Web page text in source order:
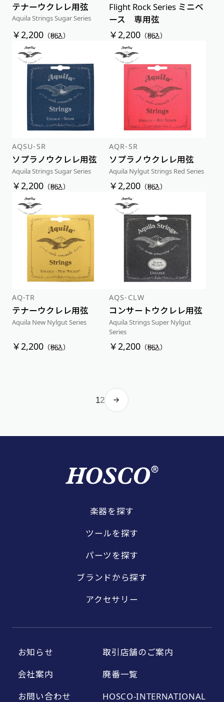
テナーウクレレ用弦
Aquila Strings Sugar Series
￥2,200（税込）
Flight Rock Series ミニベ
ース 専用弦
￥2,200 （税込）
AQSU-SR
ソプラノウクレレ用弦
Aquila Strings Sugar Series
￥2,200（税込）
AQR-SR
ソプラノウクレレ用弦
Aquila Nylgut Strings Red Series
￥2,200 （税込）
AQ-TR
テナーウクレレ用弦
Aquila New Nylgut Series
￥2,200（税込）
AQS-CLW
コンサートウクレレ用弦
Aquila Strings Super Nylgut
Series
￥2,200 （税込）
12
楽器を探す
ツールを探す
パーツを探す
ブランドから探す
アクセサリー
お知らせ
会社案内
お問い合わせ
取引店舗のご案内
廃番一覧
HOSCO-INTERNATIONAL